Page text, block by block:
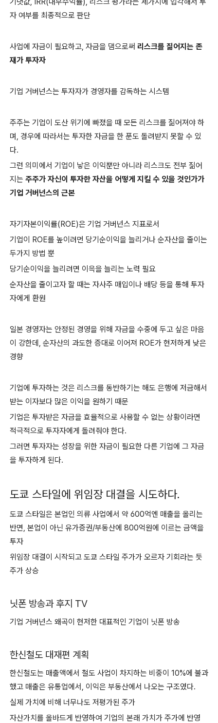
자 여부를 최종적으로 판단
사업에 자금이 필요하고, 자금을 댐으로써 리스크를 짊어지는 존
재가 투자자
기업 거버넌스는 투자자가 경영자를 감독하는 시스템
주주는 기업이 도산 위기에 빠졌을 때 모든 리스크를 짊어져야 하
며, 경우에 따라서는 투자한 자금을 한 푼도 돌려받지 못할 수 있
다.
그런 의미에서 기업이 낳은 이익뿐만 아니라 리스크도 전부 짊어
지는 주주가 자신이 투자한 자산을 어떻게 지킬 수 있을 것인가가
기업 거버넌스의 근본
자기자본이익률(ROE)은 기업 거버넌스 지표로서
기업이 ROE를 높이려먼 당기순이익을 늘리거나 순자산을 줄이는
두가지 방법 뿐
당기순이익을 늘리려면 이윽을 늘리는 노력 필요
순자산을 줄이고자 할 때는 자사주 매입이나 배당 등을 통해 투자
자에게 환원
일본 경영자는 안정된 경영을 위해 자금을 수중에 두고 싶은 마음
이 강한데, 순자산의 과도한 증대로 이어져 ROE가 현저하게 낮은
경향
기업에 투자하는 것은 리스크를 동반하기는 해도 은행에 저금해서
받는 이자보다 많은 이익을 원하기 때문
기업은 투자받은 자금을 효율적으로 사용할 수 없는 상황이라면
적극적으로 투자자에게 돌려줘야 한다.
그러면 투자자는 성장을 위한 자금이 필요한 다른 기업에 그 자금
을 투자하게 된다.
도쿄 스타일에 위임장 대결을 시도하다.
도쿄 스타일은 본업인 의류 사업에서 약 600억엔 매출을 올리는
반면, 본업이 아닌 유가증권/부동산에 800억원에 이르는 금액을
투자
위임장 대결이 시작되고 도쿄 스타일 주가가 오르자 기회라는 듯
주가 상승
닛폰 방송과 후지 TV
기업 거버넌스 왜곡이 현저한 대표적인 기업이 닛폰 방송
한신철도 대재편 계획
한신철도는 매출액에서 철도 사업이 차지하는 비중이 10%에 불과
했고 매출은 유통업에서, 이익은 부동산에서 나오는 구조였다.
실제 가치에 비해 너무나도 저평가된 주가
자산가치를 올바드게 반영하여 기업의 본래 가치가 주가에 반영